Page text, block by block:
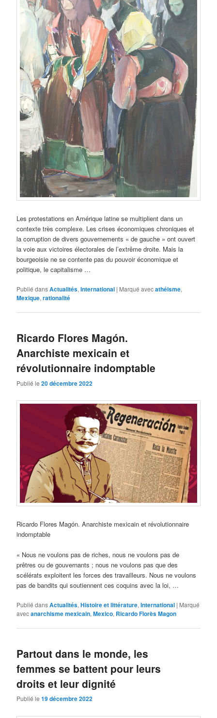
Les protestations en Amérique latine se multiplient dans un
contexte très complexe. Les crises économiques chroniques et
la corruption de divers gouvernements « de gauche » ont ouvert
la voie aux victoires électorales de l’extrême droite. Mais la
bourgeoisie ne se contente pas du pouvoir économique et
politique, le capitalisme …
Publié dansActualités,International | Marqué avecathéisme,
Mexique,rationalité
Ricardo Flores Magón.
Anarchiste mexicain et
révolutionnaire indomptable
Publié le20 décembre 2022
Ricardo Flores Magón. Anarchiste mexicain et révolutionnaire
indomptable
« Nous ne voulons pas de riches, nous ne voulons pas de
prêtres ou de gouvernants ; nous ne voulons pas que des
scélérats exploitent les forces des travailleurs. Nous ne voulons
pas de bandits qui soutiennent ces coquins avec la loi, …
Publié dansActualités,Histoire et littérature,International | Marqué
avecanarchisme mexicain,Mexico, Ricardo Florès Magon
Partout dans le monde, les
femmes se battent pour leurs
droits et leur dignité
Publié le19 décembre 2022